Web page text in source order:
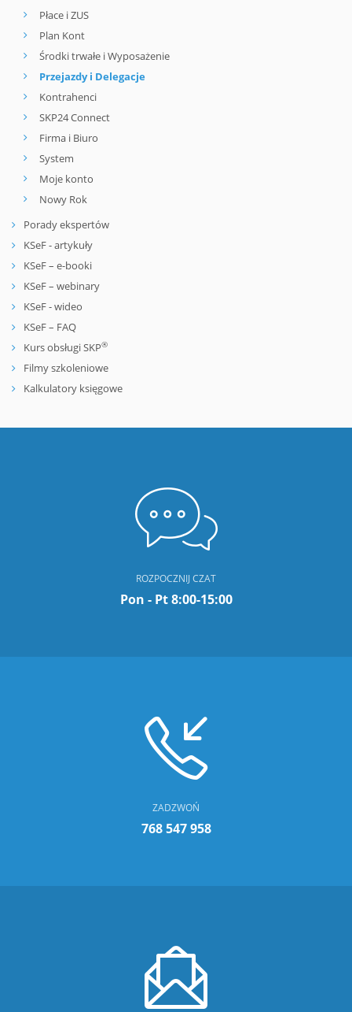
Płace i ZUS
Plan Kont
Środki trwałe i Wyposażenie
Przejazdy i Delegacje
Kontrahenci
SKP24 Connect
Firma i Biuro
System
Moje konto
Nowy Rok
Porady ekspertów
KSeF - artykuły
KSeF – e-booki
KSeF – webinary
KSeF - wideo
KSeF – FAQ
Kurs obsługi SKP®
Filmy szkoleniowe
Kalkulatory księgowe
ROZPOCZNIJ CZAT
Pon - Pt 8:00-15:00
ZADZWOŃ
768 547 958